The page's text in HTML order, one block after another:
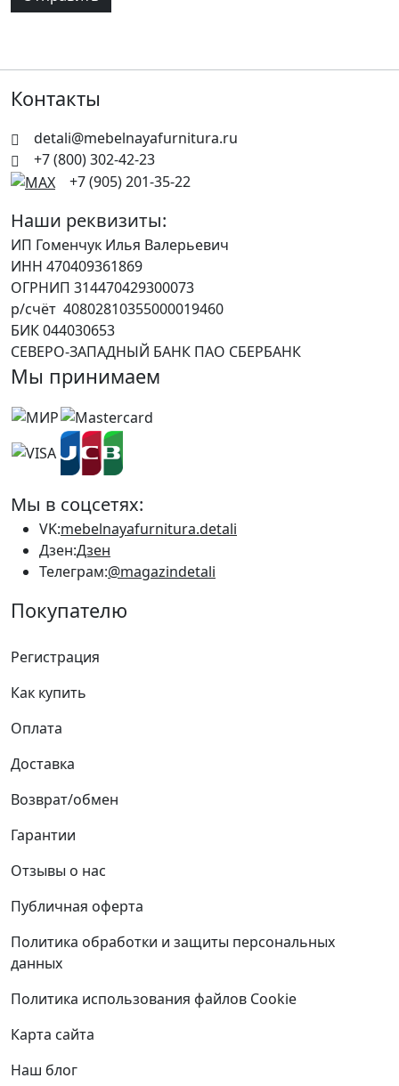
Контакты
detali@mebelnayafurnitura.ru
+7 (800) 302-42-23
+7 (905) 201-35-22
Наши реквизиты:
ИП Гоменчук Илья Валерьевич
ИНН 470409361869
ОГРНИП 314470429300073
р/счёт 40802810355000019460
БИК 044030653
СЕВЕРО-ЗАПАДНЫЙ БАНК ПАО СБЕРБАНК
Мы принимаем
Мы в соцсетях:
VK:mebelnayafurnitura.detali
Дзен:Дзен
Телеграм:@magazindetali
Покупателю
Регистрация
Как купить
Оплата
Доставка
Возврат/обмен
Гарантии
Отзывы о нас
Публичная оферта
Политика обработки и защиты персональных
данных
Политика использования файлов Cookie
Карта сайта
Наш блог